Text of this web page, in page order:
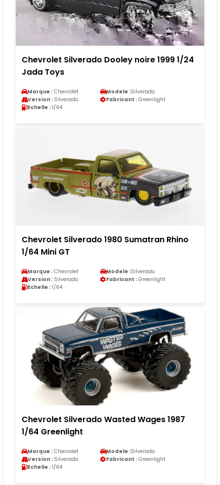
Chevrolet Silverado Dooley noire 1999 1/24
Jada Toys
Marque : Chevrolet Modele :Silverado
Version : Silverado Fabricant : Greenlight
Echelle : 1/64
Chevrolet Silverado 1980 Sumatran Rhino
1/64 Mini GT
Marque : Chevrolet Modele :Silverado
Version : Silverado Fabricant : Greenlight
Echelle : 1/64
Chevrolet Silverado Wasted Wages 1987
1/64 Greenlight
Marque : Chevrolet Modele :Silverado
Version : Silverado Fabricant : Greenlight
Echelle : 1/64